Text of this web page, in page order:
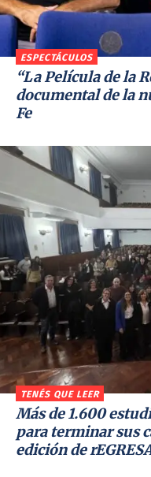
ESPECTÁCULOS
“La Película de la
documental de la
Fe
TENÉS QUE LEER
Más de 1.600
para terminar sus
edición de